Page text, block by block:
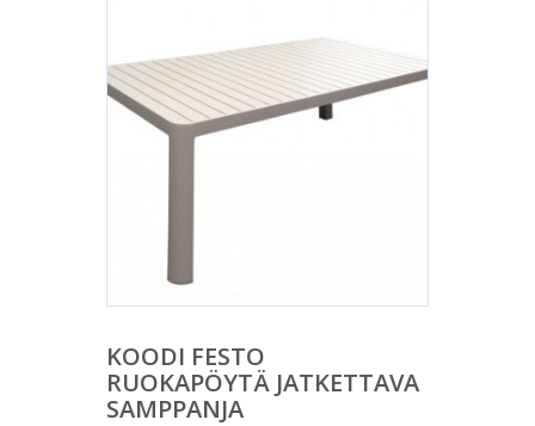
KOODI FESTO
RUOKAPÖYTÄ JATKETTAVA
SAMPPANJA